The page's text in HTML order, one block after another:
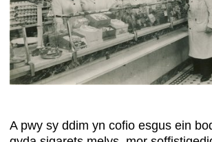
A pwy sy ddim yn cofio esgus ein